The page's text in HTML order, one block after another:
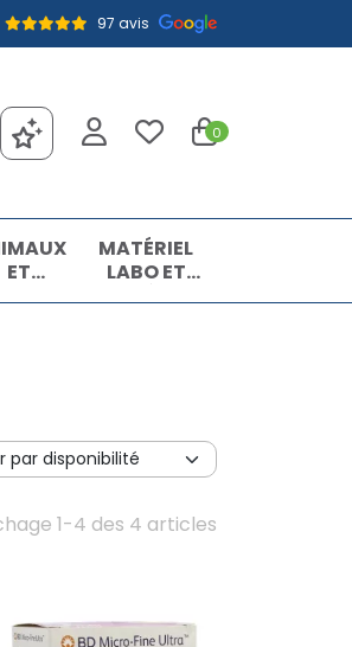
97 avis
0
ET
MATÉRIEL
LABO ET
MATIÈRES
1-4 des 4 articles